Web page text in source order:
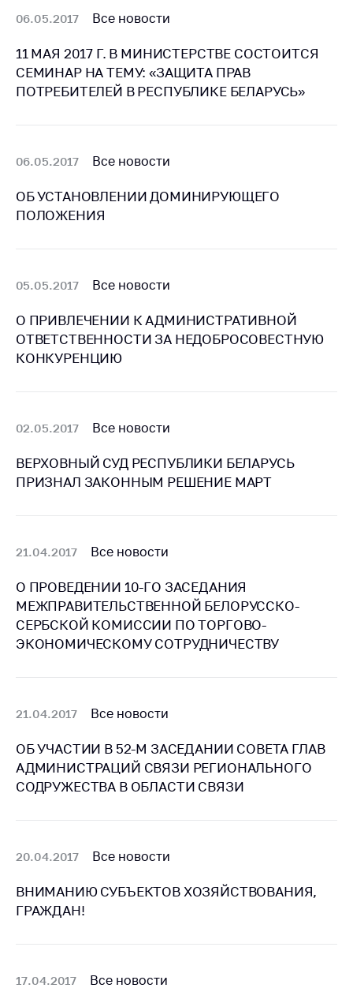
регулирование и
конкуренция
Торговля и услуги
Регулирование и
контроль закупок
рекламной
деятельности
Применение мер
регулирования
Биржевая торговля
Выставочная
Беларусь
персональных
данных
Обратиться в МАРТ
Личный прием
граждан и юр. лиц
Прямaя телефоннaя
линия
обращения
Сообщить о росте
цен на товары
Сообщить о росте
Адрес и режим
работы
Горячая линия
06.05.2017 Все новости
11 МАЯ 2017 Г. В МИНИСТЕРСТВЕ СОСТОИТСЯ
СЕМИНАР НА ТЕМУ: «ЗАЩИТА ПРАВ
ПОТРЕБИТЕЛЕЙ В РЕСПУБЛИКЕ БЕЛАРУСЬ»
06.05.2017 Все новости
ОБ УСТАНОВЛЕНИИ ДОМИНИРУЮЩЕГО
ПОЛОЖЕНИЯ
05.05.2017 Все новости
О ПРИВЛЕЧЕНИИ К АДМИНИСТРАТИВНОЙ
ОТВЕТСТВЕННОСТИ ЗА НЕДОБРОСОВЕСТНУЮ
КОНКУРЕНЦИЮ
02.05.2017 Все новости
ВЕРХОВНЫЙ СУД РЕСПУБЛИКИ БЕЛАРУСЬ
ПРИЗНАЛ ЗАКОННЫМ РЕШЕНИЕ МАРТ
21.04.2017 Все новости
О ПРОВЕДЕНИИ 10-ГО ЗАСЕДАНИЯ
МЕЖПРАВИТЕЛЬСТВЕННОЙ БЕЛОРУССКО-
СЕРБСКОЙ КОМИССИИ ПО ТОРГОВО-
ЭКОНОМИЧЕСКОМУ СОТРУДНИЧЕСТВУ
21.04.2017 Все новости
ОБ УЧАСТИИ В 52-М ЗАСЕДАНИИ СОВЕТА ГЛАВ
АДМИНИСТРАЦИЙ СВЯЗИ РЕГИОНАЛЬНОГО
СОДРУЖЕСТВА В ОБЛАСТИ СВЯЗИ
20.04.2017 Все новости
ВНИМАНИЮ СУБЪЕКТОВ ХОЗЯЙСТВОВАНИЯ,
ГРАЖДАН!
17.04.2017 Все новости